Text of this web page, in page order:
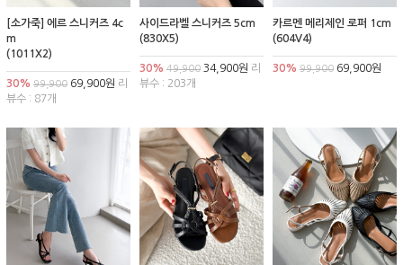
[소가죽] 에르 스니커즈 4c
m
(1011X2)
30% 99,900 69,900원 리
뷰수 : 87개
사이드라벨 스니커즈 5cm
(830X5)
30% 49,90034,900원 리
뷰수 : 203개
카르멘 메리제인 로퍼 1cm
(604V4)
30% 99,90069,900원